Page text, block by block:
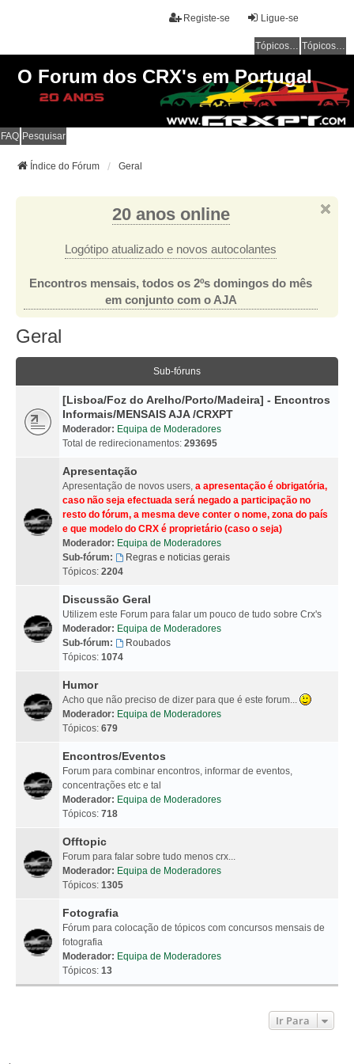
Ligue-se
Registe-se
Tópicos sem resposta Tópicos ativos
O Forum dos CRX's em Portugal
FAQ Pesquisar
Índice do Fórum Geral
20 anos online
Logótipo atualizado e novos autocolantes
Encontros mensais, todos os 2ºs domingos do mês
em conjunto com o AJA
Geral
Sub-fóruns
[Lisboa/Foz do Arelho/Porto/Madeira] - Encontros
Informais/MENSAIS AJA /CRXPT
Moderador: Equipa de Moderadores
Total de redirecionamentos: 293695
Apresentação
Apresentação de novos users, a apresentação é obrigatória,
caso não seja efectuada será negado a participação no
resto do fórum, a mesma deve conter o nome, zona do país
e que modelo do CRX é proprietário (caso o seja)
Moderador: Equipa de Moderadores
Sub-fórum:
Regras e noticias gerais
Tópicos: 2204
Discussão Geral
Utilizem este Forum para falar um pouco de tudo sobre Crx's
Moderador: Equipa de Moderadores
Sub-fórum:
Roubados
Tópicos: 1074
Humor
Acho que não preciso de dizer para que é este forum...
Moderador: Equipa de Moderadores
Tópicos: 679
Encontros/Eventos
Forum para combinar encontros, informar de eventos,
concentrações etc e tal
Moderador: Equipa de Moderadores
Tópicos: 718
Offtopic
Forum para falar sobre tudo menos crx...
Moderador: Equipa de Moderadores
Tópicos: 1305
Fotografia
Fórum para colocação de tópicos com concursos mensais de
fotografia
Moderador: Equipa de Moderadores
Tópicos: 13
Ir Para